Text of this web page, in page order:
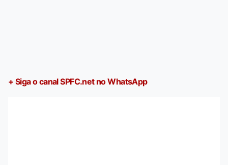
+ Siga o canal SPFC.net no WhatsApp